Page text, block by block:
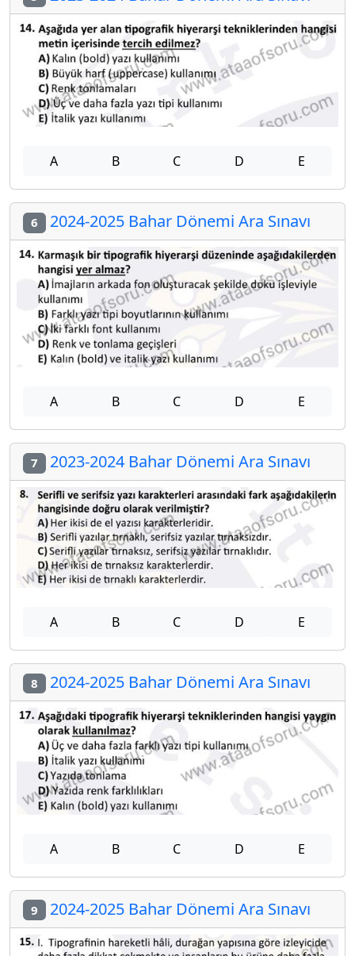
A B C D E
6 2024-2025 Bahar Dönemi Ara Sınavı
A B C D E
7 2023-2024 Bahar Dönemi Ara Sınavı
A B C D E
8 2024-2025 Bahar Dönemi Ara Sınavı
A B C D E
9 2024-2025 Bahar Dönemi Ara Sınavı